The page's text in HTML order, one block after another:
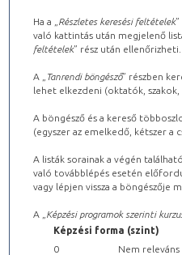
Ha a „ Részletes keresési feltételek
való kattintás után megjelenő
feltételek” rész után ellenőrizheti.
A „ Tanrendi böngésző” részben
lehet elkezdeni (oktatók, szakok,
A böngésző és a kereső
(egyszer az emelkedő, kétszer
A listák sorainak a végén
való továbblépés esetén
vagy lépjen vissza a böngészője
A „ Képzési programok szerinti
Képzési forma (szint)
0
Nem releváns